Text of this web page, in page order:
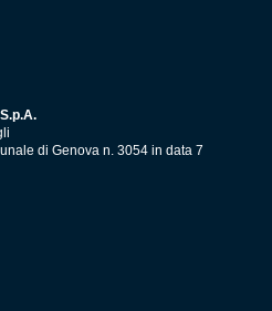
di Genova n. 3054 in data 7